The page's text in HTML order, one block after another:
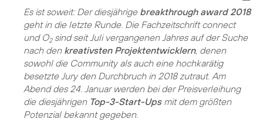
Es ist soweit: Der diesjährige breakthrough award 2018
geht in die letzte Runde. Die Fachzeitschrift connect
und O2sind seit Juli vergangenen Jahres auf der Suche
nach den kreativsten Projektentwicklern, denen
sowohl die Community als auch eine hochkarätig
besetzte Jury den Durchbruch in 2018 zutraut. Am
Abend des 24. Januar werden bei der Preisverleihung
die diesjährigen Top-3-Start-Upsmit dem größten
Potenzial bekannt gegeben.